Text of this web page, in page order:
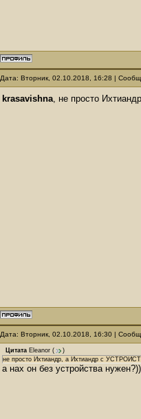
Дата: Вторник, 02.10.2018, 16:28 |
krasavishna, не просто
Дата: Вторник, 02.10.2018, 16:30 |
Цитата Eleanor (
)
не просто Ихтиандр, а Ихтиандр с
а нах он без устройства нужен?))